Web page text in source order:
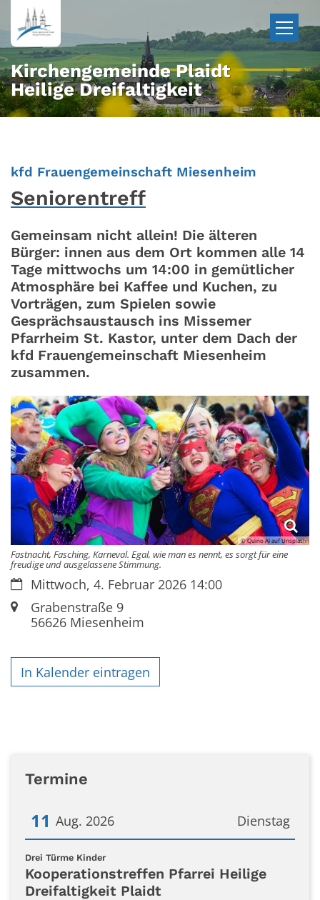
Zum Inhalt springen
Kirchengemeinde Plaidt
Heilige Dreifaltigkeit
kfd Frauengemeinschaft Miesenheim
Seniorentreff
Gemeinsam nicht allein! Die älteren
Bürger: innen aus dem Ort kommen alle 14
Tage mittwochs um 14:00 in gemütlicher
Atmosphäre bei Kaffee und Kuchen, zu
Vorträgen, zum Spielen sowie
Gesprächsaustausch ins Missemer
Pfarrheim St. Kastor, unter dem Dach der
kfd Frauengemeinschaft Miesenheim
zusammen.
© Quino Al auf Unsplash
Fastnacht, Fasching, Karneval. Egal, wie man es nennt, es sorgt für eine
freudige und ausgelassene Stimmung.
Datum:Mittwoch, 4. Februar 2026 14:00
Ort:Grabenstraße 9
56626 Miesenheim
In Kalender eintragen
Termine
Dienstag
11 Aug. 2026
Datum: 11. August 2026
Drei Türme Kinder:
Kooperationstreffen Pfarrei Heilige
Dreifaltigkeit Plaidt